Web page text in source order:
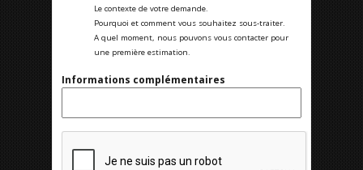
Le contexte de votre demande.
Pourquoi et comment vous souhaitez sous-traiter.
A quel moment, nous pouvons vous contacter pour
une première estimation.
Informations complémentaires